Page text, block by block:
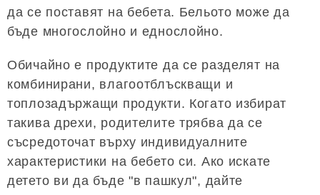
да се поставят на бебета. Бельото може да
бъде многослойно и еднослойно.
Обичайно е продуктите да се разделят на
комбинирани, влагоотблъскващи и
топлозадържащи продукти. Когато избират
такива дрехи, родителите трябва да се
съсредоточат върху индивидуалните
характеристики на бебето си. Ако искате
детето ви да бъде "в пашкул", дайте